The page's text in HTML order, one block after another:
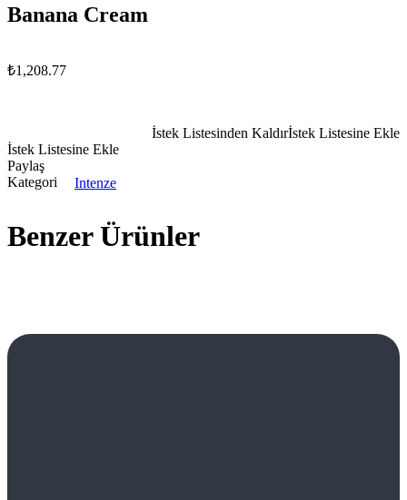
Banana Cream
₺1,208.77
İstek Listesine Ekle
İstek Listesinden Kaldır
İstek Listesine Ekle
Paylaş
Kategori
Intenze
Benzer Ürünler